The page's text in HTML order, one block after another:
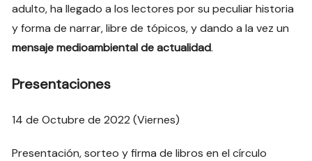
adulto, ha llegado a los lectores por su peculiar historia
y forma de narrar, libre de tópicos, y dando a la vez un
mensaje medioambiental de actualidad.
Presentaciones
14 de Octubre de 2022 (Viernes)
Presentación, sorteo y firma de libros en el círculo